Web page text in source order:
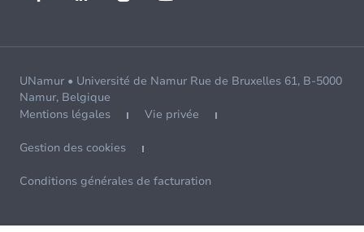
UNamur • Université de Namur Rue de Bruxelles 61, B-5000
Namur, Belgique
Mentions légales
Vie privée
Gestion des cookies
Conditions générales de facturation